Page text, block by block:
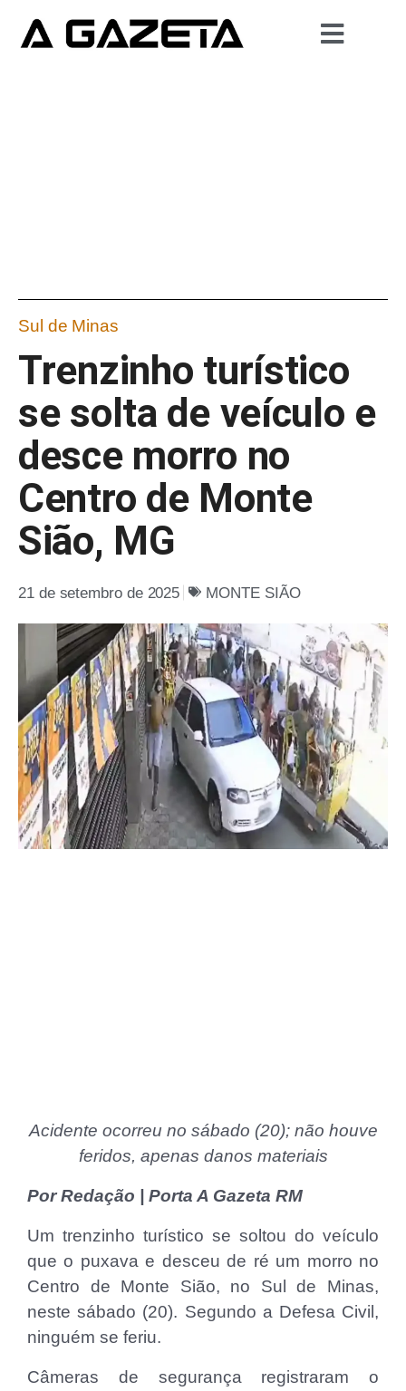
Sul de Minas
Trenzinho turístico
se solta de veículo e
desce morro no
Centro de Monte
Sião, MG
21 de setembro de 2025 MONTE SIÃO
Acidente ocorreu no sábado (20); não houve
feridos, apenas danos materiais
Por Redação | Porta A Gazeta RM
Um trenzinho turístico se soltou do veículo
que o puxava e desceu de ré um morro no
Centro de Monte Sião, no Sul de Minas,
neste sábado (20). Segundo a Defesa Civil,
ninguém se feriu.
Câmeras de segurança registraram o